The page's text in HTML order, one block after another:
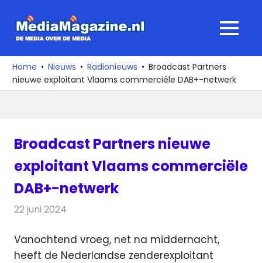
naar
media
over
de
MENU
Home Nieuws Radionieuws
Broadcast Partners
nieuwe exploitant Vlaams commerciële DAB+-netwerk
Broadcast Partners nieuwe
exploitant Vlaams commerciële
DAB+-netwerk
22 juni 2024
Vanochtend vroeg, net na middernacht,
heeft de Nederlandse zenderexploitant